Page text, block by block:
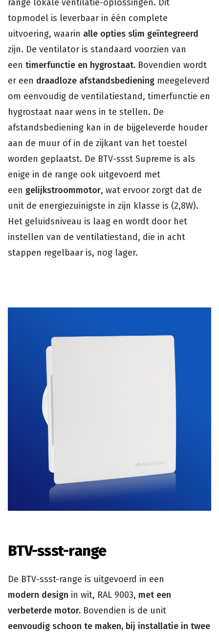
range lokale ventilatie-oplossingen. Dit
topmodel is leverbaar in één complete
uitvoering, waarin alle opties slim geïntegreerd
zijn. De ventilator is standaard voorzien van
een timerfunctie en hygrostaat. Bovendien wordt
er een draadloze afstandsbediening meegeleverd
om eenvoudig de ventilatiestand, timerfunctie en
hygrostaat naar wens in te stellen. De
afstandsbediening kan in de bijgeleverde houder
aan de muur of in de zijkant van het toestel
worden geplaatst. De BTV-ssst Supreme is als
enige in de range ook uitgevoerd met
een gelijkstroommotor, wat ervoor zorgt dat de
unit de energiezuinigste in zijn klasse is (2,8W).
Het geluidsniveau is laag en wordt door het
instellen van de ventilatiestand, die in acht
stappen regelbaar is, nog lager.
BTV-ssst-range
De BTV-ssst-range is uitgevoerd in een
modern design in wit, RAL 9003, met een
verbeterde motor. Bovendien is de unit
eenvoudig schoon te maken, bij installatie in twee